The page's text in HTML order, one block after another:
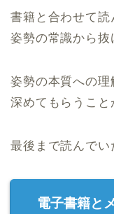
書籍と合わせて読
姿勢の常識から抜
姿勢の本質への理
深めてもらうこと
最後まで読んでい
電子書籍と